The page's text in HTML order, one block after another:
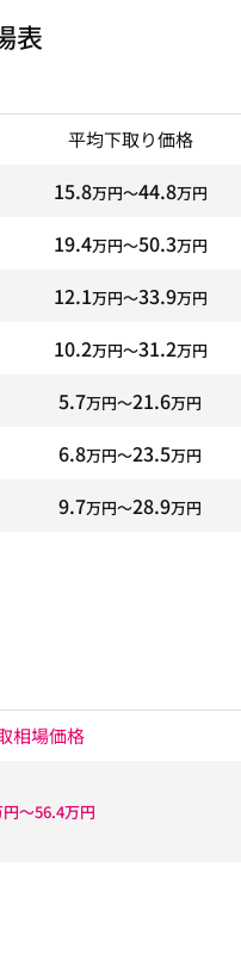
表
平均下取り価格
15.8万円〜44.8万円
19.4万円〜50.3万円
12.1万円〜33.9万円
10.2万円〜31.2万円
5.7万円〜21.6万円
6.8万円〜23.5万円
9.7万円〜28.9万円
相場価格
〜56.4万円